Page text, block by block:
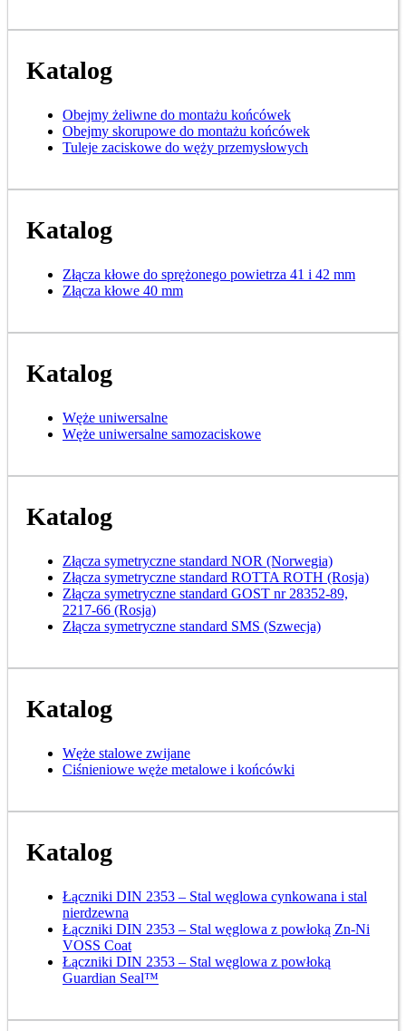
Katalog
Obejmy żeliwne do montażu końcówek
Obejmy skorupowe do montażu końcówek
Tuleje zaciskowe do węży przemysłowych
Katalog
Złącza kłowe do sprężonego powietrza 41 i 42 mm
Złącza kłowe 40 mm
Katalog
Węże uniwersalne
Węże uniwersalne samozaciskowe
Katalog
Złącza symetryczne standard NOR (Norwegia)
Złącza symetryczne standard ROTTA ROTH (Rosja)
Złącza symetryczne standard GOST nr 28352-89,
2217-66 (Rosja)
Złącza symetryczne standard SMS (Szwecja)
Katalog
Węże stalowe zwijane
Ciśnieniowe węże metalowe i końcówki
Katalog
Łączniki DIN 2353 – Stal węglowa cynkowana i stal
nierdzewna
Łączniki DIN 2353 – Stal węglowa z powłoką Zn-Ni
VOSS Coat
Łączniki DIN 2353 – Stal węglowa z powłoką
Guardian Seal™